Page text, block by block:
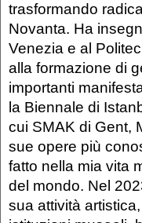
trasformando
Novanta. Ha
Venezia e al
alla formazione di
importanti
la Biennale di
cui SMAK di Gent,
sue opere più
fatto nella mia vita
del mondo. Nel
sua attività